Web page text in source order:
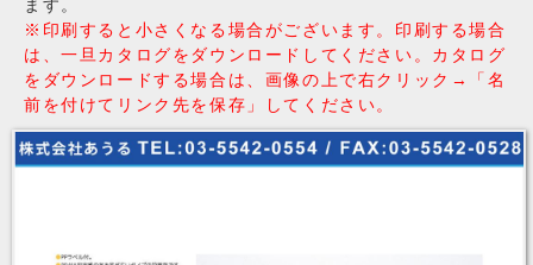
ます。
※印刷すると小さくなる場合がございます。印刷する場合
は、一旦カタログをダウンロードしてください。カタログ
をダウンロードする場合は、画像の上で右クリック→「名
前を付けてリンク先を保存」してください。